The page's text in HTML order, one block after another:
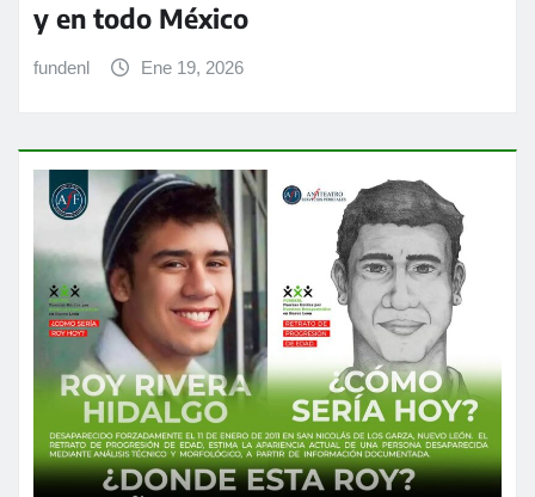
y en todo México
fundenl Ene 19, 2026